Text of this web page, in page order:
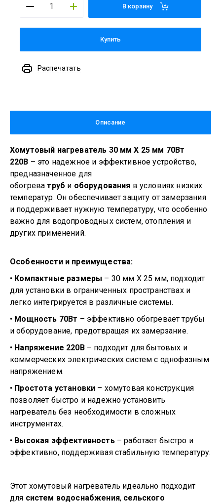
В корзину
Купить
Распечатать
Описание
Хомутовый нагреватель 30 мм Х 25 мм 70Вт
220В – это надежное и эффективное устройство,
предназначенное для
обогреватруб и оборудования в условиях низких
температур. Он обеспечивает защиту от замерзания
и поддерживает нужную температуру, что особенно
важно для водопроводных систем, отопления и
других применений.
Особенности и преимущества:
• Компактные размеры – 30 мм Х 25 мм, подходит
для установки в ограниченных пространствах и
легко интегрируется в различные системы.
• Мощность 70Вт – эффективно обогревает трубы
и оборудование, предотвращая их замерзание.
• Напряжение 220В– подходит для бытовых и
коммерческих электрических систем с однофазным
напряжением.
• Простота установки – хомутовая конструкция
позволяет быстро и надежно установить
нагреватель без необходимости в сложных
инструментах.
• Высокая эффективность– работает быстро и
эффективно, поддерживая стабильную температуру.
Этот хомутовый нагреватель идеально подходит
для систем водоснабжения, сельского